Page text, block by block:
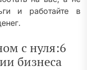
и работайте в
с нуля:6
бизнеса